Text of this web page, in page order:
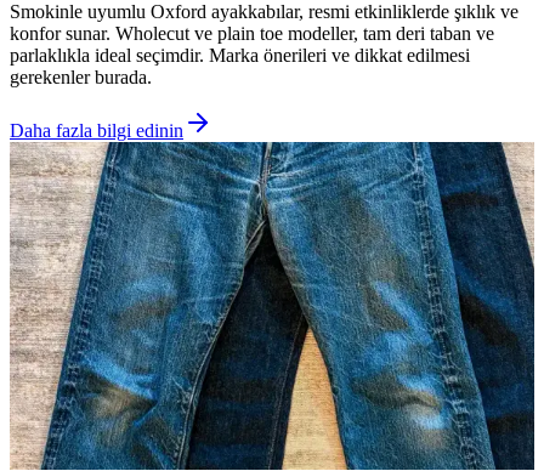
Smokinle uyumlu Oxford ayakkabılar, resmi etkinliklerde şıklık ve
konfor sunar. Wholecut ve plain toe modeller, tam deri taban ve
parlaklıkla ideal seçimdir. Marka önerileri ve dikkat edilmesi
gerekenler burada.
Daha fazla bilgi edinin